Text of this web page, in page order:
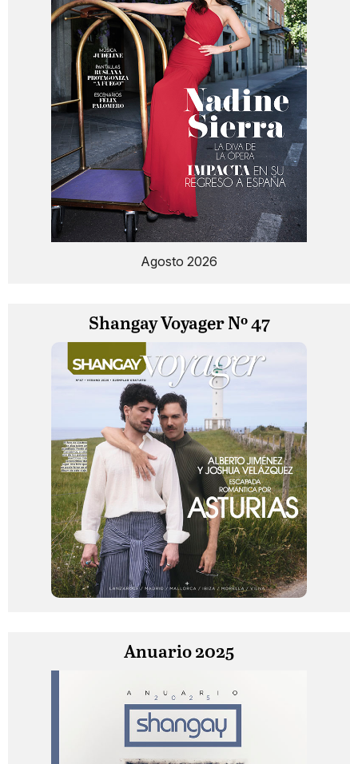
Agosto 2026
Shangay Voyager Nº 47
Anuario 2025